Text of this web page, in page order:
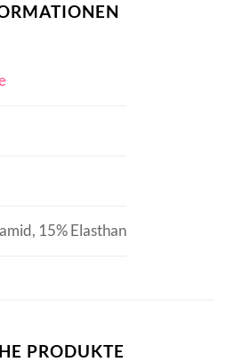
15% Elasthan
PRODUKTE